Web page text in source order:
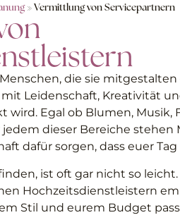
»Vermittlung von Servicepartnern
die sie mitgestalten
Leidenschaft, Kreativität
wird. Egal ob Blumen, Musik,
dieser Bereiche stehen
dafür sorgen, dass euer
ist oft gar nicht so
Hochzeitsdienstleistern
Stil und eurem Budget